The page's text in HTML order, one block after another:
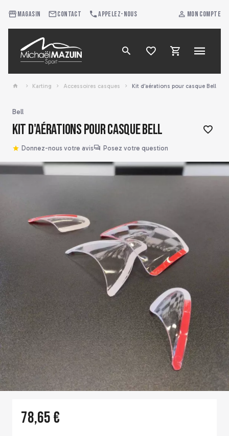
Magasin Contact Appelez-nous Mon compte
Karting Accessoires casques Kit d'aérations pour casque Bell
Bell
Kit d'aérations pour casque Bell
Donnez-nous votre avis Posez votre question
78,65 €